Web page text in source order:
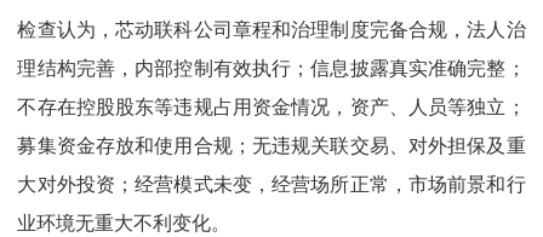
检查认为，芯动联科公司章程和治理制度完备合规，法人治
理结构完善，内部控制有效执行；信息披露真实准确完整；
不存在控股股东等违规占用资金情况，资产、人员等独立；
募集资金存放和使用合规；无违规关联交易、对外担保及重
大对外投资；经营模式未变，经营场所正常，市场前景和行
业环境无重大不利变化。